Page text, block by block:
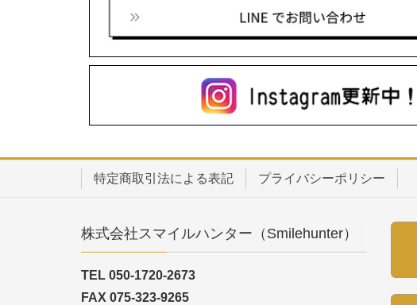
特定商取引法による表記 プライバシーポリシー
株式会社スマイルハンター（Smilehunter）
TEL 050-1720-2673
FAX 075-323-9265